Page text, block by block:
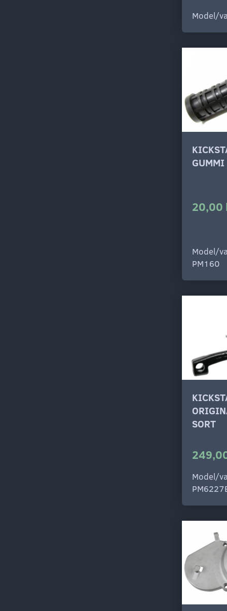
Model/
GUMMI
20,00
Model/
PM160
SORT
Model/